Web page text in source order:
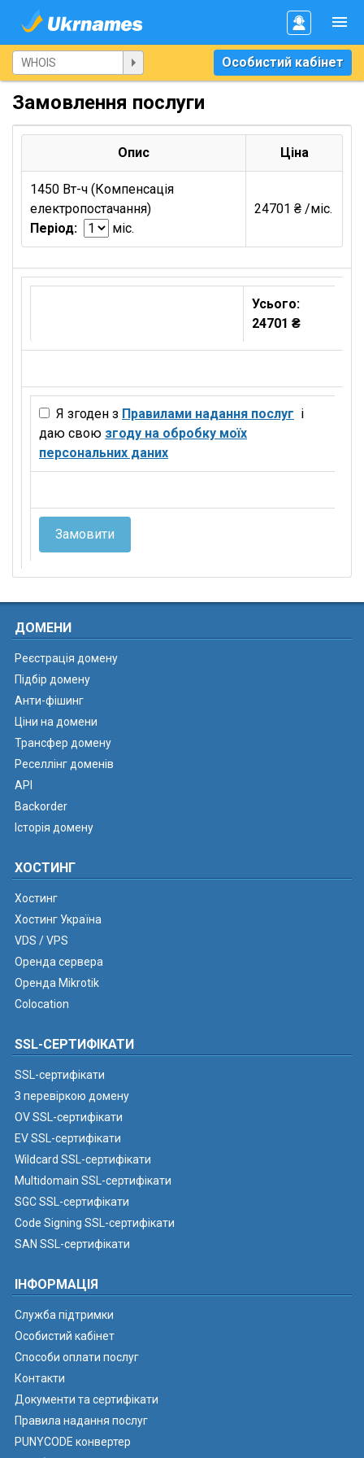
Особистий кабінет
Замовлення послуги
Опис Ціна
1450 Вт-ч (Компенсація
електропостачання)
Період:
міс.
24701 ₴ /міс.
Усього:
24701 ₴
Я згоден з Правилами надання послуг і
даю свою згоду на обробку моїх
персональних даних
Замовити
ДОМЕНИ
Реєстрація домену
Підбір домену
Анти-фішинг
Ціни на домени
Трансфер домену
Реселлінг доменів
API
Backorder
Історія домену
ХОСТИНГ
Хостинг
Хостинг Україна
VDS / VPS
Оренда сервера
Оренда Mikrotik
Colocation
SSL-СЕРТИФІКАТИ
SSL-сертифікати
З перевіркою домену
OV SSL-сертифікати
EV SSL-сертифікати
Wildcard SSL-сертифікати
Multidomain SSL-сертифікати
SGC SSL-сертифікати
Code Signing SSL-сертифікати
SAN SSL-сертифікати
ІНФОРМАЦІЯ
Служба підтримки
Особистий кабінет
Способи оплати послуг
Контакти
Документи та сертифікати
Правила надання послуг
PUNYCODE конвертер